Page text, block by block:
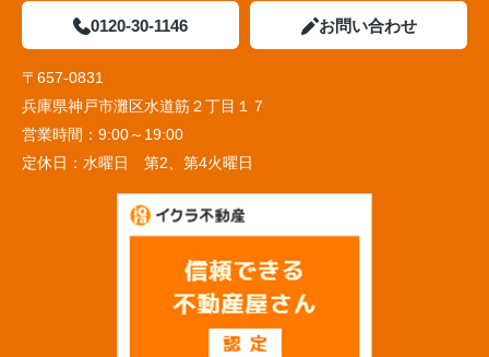
0120-30-1146 お問い合わせ
〒657-0831
兵庫県神戸市灘区水道筋２丁目１７
営業時間： 9:00～19:00
定休日： 水曜日 第2、第4火曜日